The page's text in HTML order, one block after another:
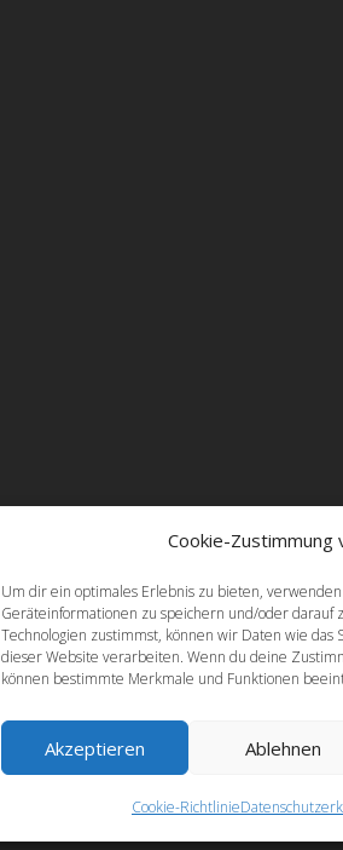
Cookie-Zustimmung
Um dir ein optimales Erlebnis zu bieten,
Geräteinformationen zu speichern und/oder darauf
Technologien zustimmst, können wir Daten wie
dieser Website verarbeiten. Wenn du deine
können bestimmte Merkmale und Funktionen
Akzeptieren Ablehnen
Cookie-Richtlinie